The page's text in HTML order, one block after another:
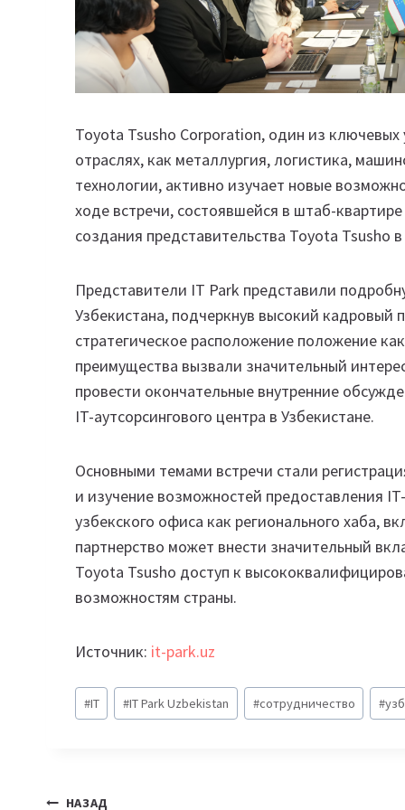
Toyota Tsusho Corporation, один из
отраслях, как металлургия, логистика,
технологии, активно изучает новые
ходе встречи, состоявшейся в штаб-
создания представительства Toyota Tsusho
Представители IT Park представили
Узбекистана, подчеркнув высокий кадровый
стратегическое расположение положение
преимущества вызвали значительный
провести окончательные внутренние
IT-аутсорсингового центра в Узбекистане.
Основными темами встречи стали
и изучение возможностей предоставления
узбекского офиса как регионального хаба,
партнерство может внести значительный
Toyota Tsusho доступ к
возможностям страны.
Источник: it-park.uz
Метки
записи:
#IT #IT Park Uzbekistan #сотрудничество #
НАЗАД